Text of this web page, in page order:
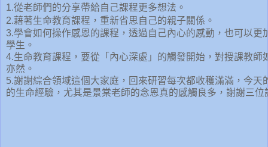
1.從老師們的分享帶給自己課程更多想法。
2.藉著生命教育課程，重新省思自己的親子關係。
3.學會如何操作感恩的課程，透過自己內心的感動，也可以更
學生。
4.生命教育課程，要從「內心深處」的觸發開始，對授課教師
亦然。
5.謝謝綜合領域這個大家庭，回來研習每次都收穫滿滿，今天
的生命經驗，尤其是景棠老師的念恩真的感觸良多，謝謝三位